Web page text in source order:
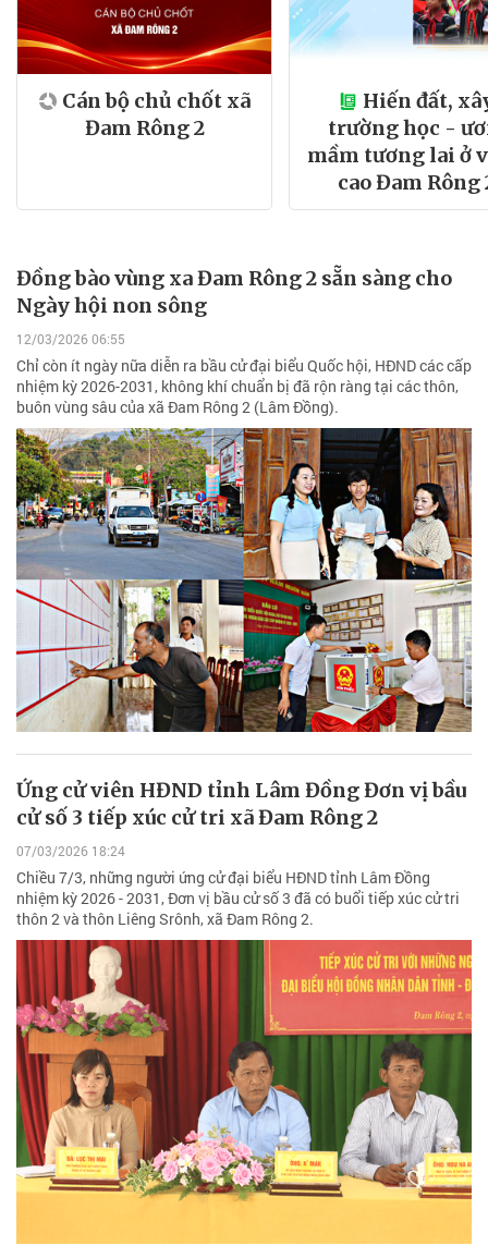
Cán bộ chủ chốt xã
Đam Rông 2
Hiến đất,
trường học -
mầm tương lai ở
cao Đam Rông
Đồng bào vùng xa Đam Rông 2 sẵn sàng cho
Ngày hội non sông
12/03/2026 06:55
Chỉ còn ít ngày nữa diễn ra bầu cử đại biểu Quốc hội, HĐND các cấp
nhiệm kỳ 2026-2031, không khí chuẩn bị đã rộn ràng tại các thôn,
buôn vùng sâu của xã Đam Rông 2 (Lâm Đồng).
Ứng cử viên HĐND tỉnh Lâm Đồng Đơn vị bầu
cử số 3 tiếp xúc cử tri xã Đam Rông 2
07/03/2026 18:24
Chiều 7/3, những người ứng cử đại biểu HĐND tỉnh Lâm Đồng
nhiệm kỳ 2026 - 2031, Đơn vị bầu cử số 3 đã có buổi tiếp xúc cử tri
thôn 2 và thôn Liêng Srônh, xã Đam Rông 2.